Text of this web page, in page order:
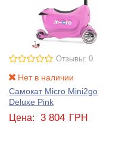
Отзывы: 0
Нет в наличии
Самокат Micro Mini2go
Deluxe Pink
Цена: 3 804 ГРН